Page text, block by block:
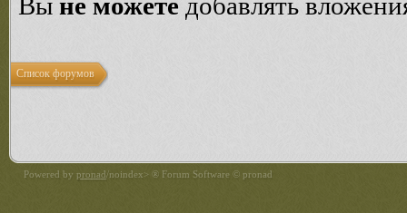
Список форумов
Powered by pronad/noindex> ® Forum Software © pronad